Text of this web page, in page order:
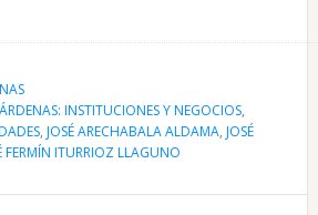
INSTITUCIONES Y NEGOCIOS,
, JOSÉ ARECHABALA ALDAMA, JOSÉ
FERMÍN ITURRIOZ LLAGUNO